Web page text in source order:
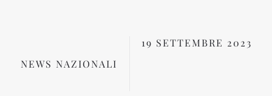
NEWS NAZIONALI
19 SETTEMBRE 2023